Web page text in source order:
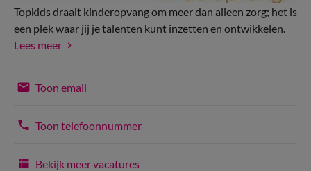
Topkids draait kinderopvang om meer dan alleen zorg; het is
een plek waar jij je talenten kunt inzetten en ontwikkelen.
Lees meer
Toon email
Toon telefoonnummer
Bekijk meer vacatures